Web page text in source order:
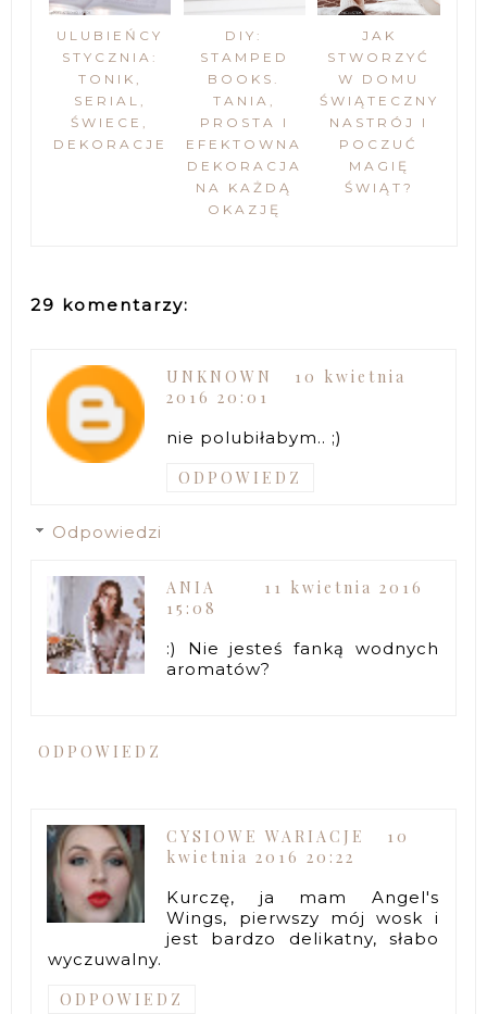
ULUBIEŃCY
STYCZNIA:
TONIK,
SERIAL,
ŚWIECE,
DEKORACJE
DIY:
STAMPED
BOOKS.
TANIA,
PROSTA I
EFEKTOWNA
DEKORACJA
NA KAŻDĄ
OKAZJĘ
JAK
STWORZYĆ
W DOMU
ŚWIĄTECZNY
NASTRÓJ I
POCZUĆ
MAGIĘ
ŚWIĄT?
29 komentarzy:
UNKNOWN
10 kwietnia
2016 20:01
nie polubiłabym.. ;)
ODPOWIEDZ
Odpowiedzi
ANIA
11 kwietnia 2016
15:08
:) Nie jesteś fanką wodnych
aromatów?
ODPOWIEDZ
CYSIOWE WARIACJE
10
kwietnia 2016 20:22
Kurczę, ja mam Angel's
Wings, pierwszy mój wosk i
jest bardzo delikatny, słabo
wyczuwalny.
ODPOWIEDZ